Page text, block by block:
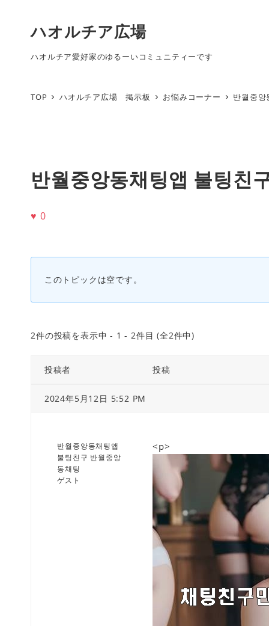
ハオルチア広場
ハオルチア愛好家のゆるーいコミュニティーです
TOP ハオルチア広場 掲示板 お悩みコーナー 반월중
반월중앙동채팅앱 불팅친
♥ 0
このトピックは空です。
2件の投稿を表示中 - 1 - 2件目 (全2件中)
投稿者 投稿
2024年5月12日 5:52 PM
반월중앙동채팅앱
불팅친구 반월중앙
동채팅
ゲスト
<p>